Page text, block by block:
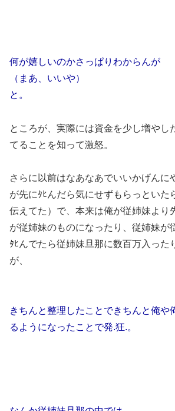
何が嬉しいのかさっぱりわからんが
（まあ、いいや）
と。
ところが、実際には資金を少し増やし
てることを知って激怒。
さらに以前はなあなあでいいかげんに
が先にﾀﾋんだら気にせずもらっといた
伝えてた）で、本来は俺が従姉妹より
が従姉妹のものになったり、従姉妹が
ﾀﾋんでたら従姉妹旦那に数百万入った
が、
きちんと整理したことできちんと俺や
るようになったことで発.狂.。